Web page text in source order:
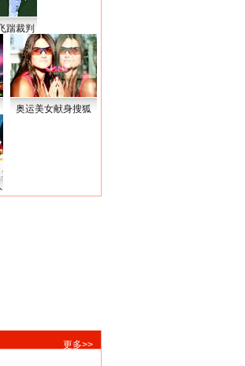
踹裁判
奥运美女献身搜狐
更多>>